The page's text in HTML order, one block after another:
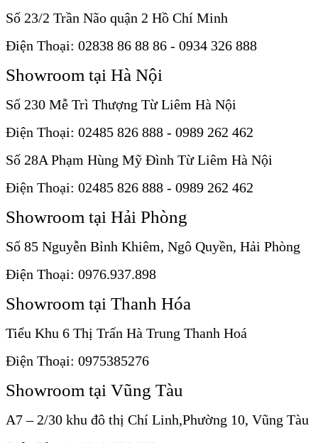
Số 23/2 Trần Não quận 2 Hồ Chí Minh
Điện Thoại: 02838 86 88 86 - 0934 326 888
Showroom tại Hà Nội
Số 230 Mễ Trì Thượng Từ Liêm Hà Nội
Điện Thoại: 02485 826 888 - 0989 262 462
Số 28A Phạm Hùng Mỹ Đình Từ Liêm Hà Nội
Điện Thoại: 02485 826 888 - 0989 262 462
Showroom tại Hải Phòng
Số 85 Nguyễn Bỉnh Khiêm, Ngô Quyền, Hải Phòng
Điện Thoại: 0976.937.898
Showroom tại Thanh Hóa
Tiểu Khu 6 Thị Trấn Hà Trung Thanh Hoá
Điện Thoại: 0975385276
Showroom tại Vũng Tàu
A7 – 2/30 khu đô thị Chí Linh,Phường 10, Vũng Tàu